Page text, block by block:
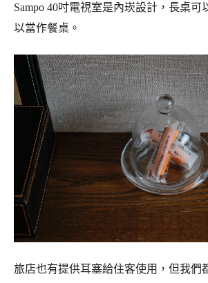
Sampo 40吋電視室是內崁設計，長桌可
以當作餐桌。
旅店也有提供耳塞給住客使用，但我們